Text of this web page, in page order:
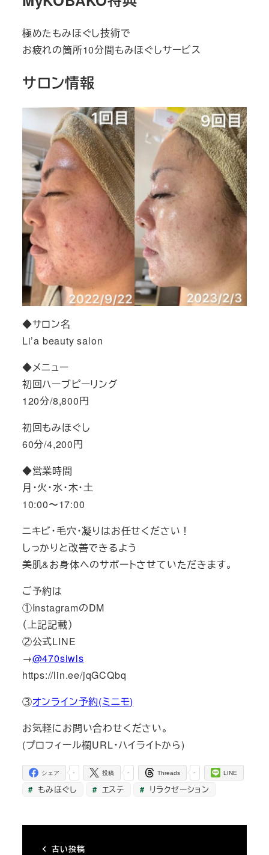
極めたもみほぐし技術で
お疲れの箇所10分間もみほぐしサービス
サロン情報
◆サロン名
Li’a beauty salon
◆メニュー
初回ハーブピーリング
120分/8,800円
初回もみほぐし
60分/4,200円
◆営業時間
月・火・水・木・土
10:00〜17:00
ニキビ・毛穴・凝りはお任せください！
しっかりと改善できるよう
美肌&お身体へのサポートさせていただきます。
ご予約は
①InstagramのDM
（上記記載）
②公式LINE
→@470siwls
https://lin.ee/jqGCQbq
③オンライン予約(ミニモ)
お気軽にお問い合わせください。
(プロフィール欄URL・ハイライトから)
-
シェア -
投稿 -
Threads LINE
もみほぐし エステ リラクゼーション
古い投稿